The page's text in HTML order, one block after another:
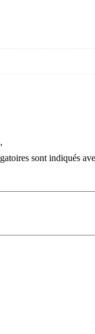
sont indiqués